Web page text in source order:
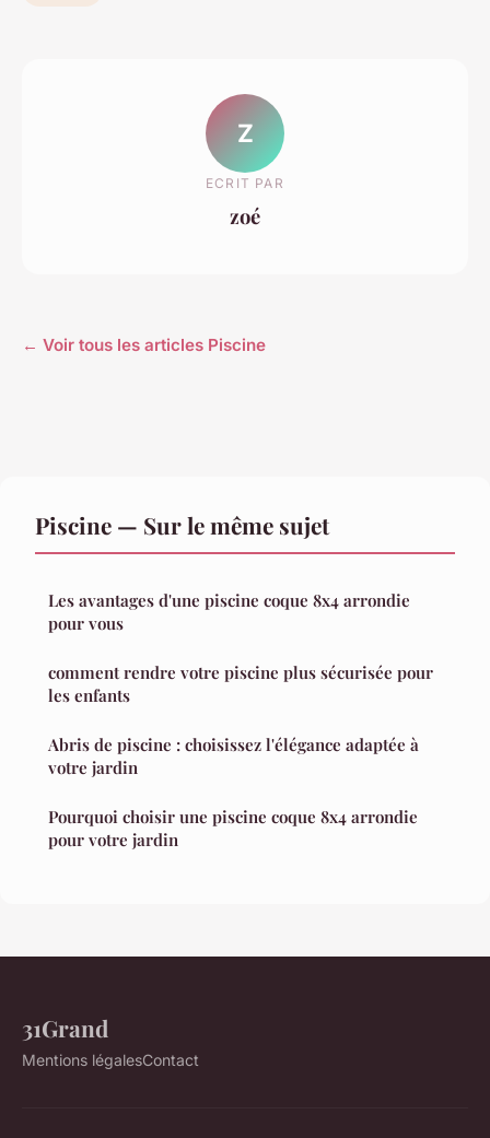
Z
ECRIT PAR
zoé
← Voir tous les articles Piscine
Piscine — Sur le même sujet
Les avantages d'une piscine coque 8x4 arrondie
pour vous
comment rendre votre piscine plus sécurisée pour
les enfants
Abris de piscine : choisissez l'élégance adaptée à
votre jardin
Pourquoi choisir une piscine coque 8x4 arrondie
pour votre jardin
31Grand
Mentions légalesContact